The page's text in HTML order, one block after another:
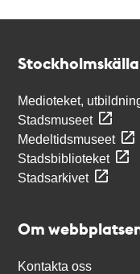
Medioteket,
Stadsmuseet
Medeltidsmuseet
Stadsbiblioteket
Stadsarkivet
Om
Kontakta oss